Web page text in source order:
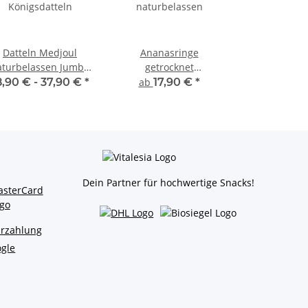
Datteln Medjoul
Jumbo
Königsdatteln
€ - 37,90 € *
Ananasringe
getrocknet
naturbelassen
ab 17,90 € *
Dein Partner für hochwertige Snacks!